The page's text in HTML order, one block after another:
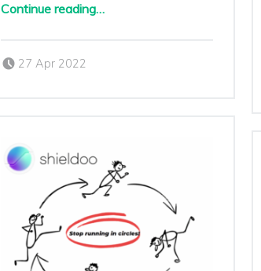
Continue reading“Napsali o nás: Co jiným trvá roky, zvládli za pouhých 6 měsíců! Seznamte se s firmou Cloudfield, stojící za technologií Z-BOXů”
…
27 Apr 2022